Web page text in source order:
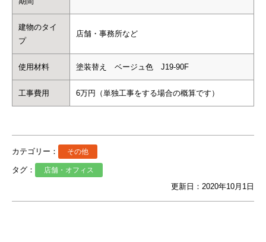
建物のタイ
プ
店舗・事務所など
使用材料 塗装替え ベージュ色 J19-90F
工事費用 6万円（単独工事をする場合の概算です）
カテゴリー： その他
タグ： 店舗・オフィス
更新日：2020年10月1日